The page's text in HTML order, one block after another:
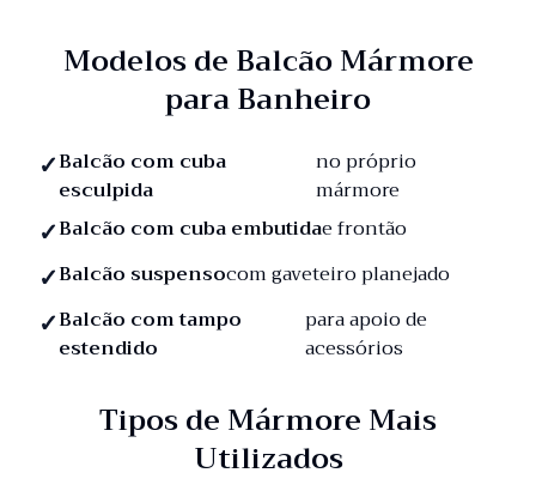
Modelos de Balcão Mármore
para Banheiro
Balcão com cuba
esculpida
no próprio
mármore
Balcão com cuba embutidae frontão
Balcão suspensocom gaveteiro planejado
Balcão com tampo
estendido
para apoio de
acessórios
Tipos de Mármore Mais
Utilizados